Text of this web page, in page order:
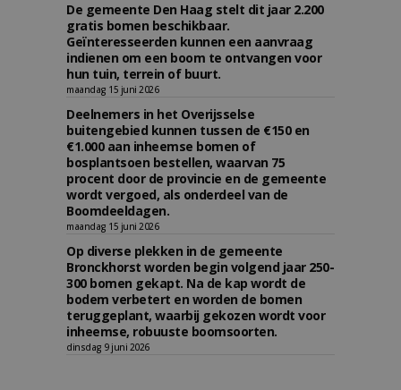
De gemeente Den Haag stelt dit jaar 2.200
gratis bomen beschikbaar.
Geïnteresseerden kunnen een aanvraag
indienen om een boom te ontvangen voor
hun tuin, terrein of buurt.
maandag 15 juni 2026
Deelnemers in het Overijsselse
buitengebied kunnen tussen de €150 en
€1.000 aan inheemse bomen of
bosplantsoen bestellen, waarvan 75
procent door de provincie en de gemeente
wordt vergoed, als onderdeel van de
Boomdeeldagen.
maandag 15 juni 2026
Op diverse plekken in de gemeente
Bronckhorst worden begin volgend jaar 250-
300 bomen gekapt. Na de kap wordt de
bodem verbetert en worden de bomen
teruggeplant, waarbij gekozen wordt voor
inheemse, robuuste boomsoorten.
dinsdag 9 juni 2026